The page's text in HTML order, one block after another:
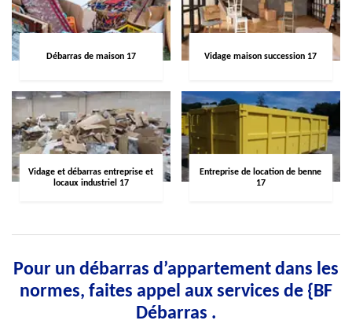
Débarras de maison 17 Vidage maison succession 17
Vidage et débarras entreprise et
locaux industriel 17
Entreprise de location de benne
17
Pour un débarras d’appartement dans les
normes, faites appel aux services de {BF
Débarras .